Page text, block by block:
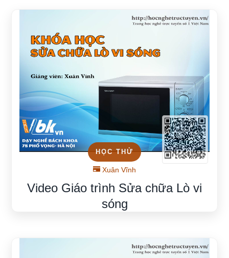
HỌC THỬ
Xuân Vĩnh
Video Giáo trình Sửa chữa Lò vi
sóng